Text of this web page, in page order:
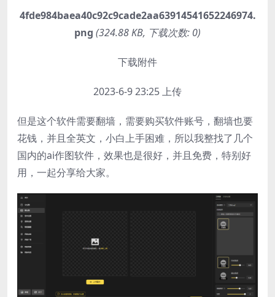
4fde984baea40c92c9cade2aa63914541652246974.
png (324.88 KB, 下载次数: 0)
下载附件
2023-6-9 23:25 上传
但是这个软件需要翻墙，需要购买软件账号，翻墙也要
花钱，并且全英文，小白上手困难，所以我整找了几个
国内的ai作图软件，效果也是很好，并且免费，特别好
用，一起分享给大家。